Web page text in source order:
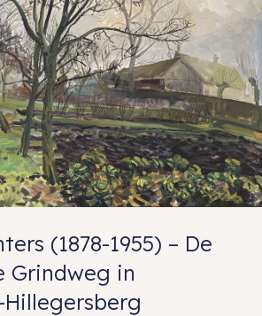
(1878-1955) – De
Grindweg in